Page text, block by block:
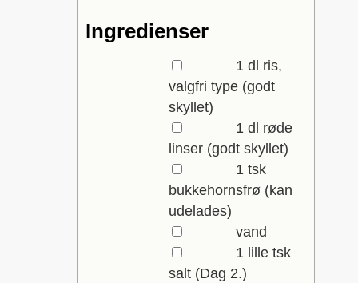
Ingredienser
1 dl ris,
valgfri type (godt
skyllet)
1 dl røde
linser (godt skyllet)
1 tsk
bukkehornsfrø (kan
udelades)
vand
1 lille tsk
salt (Dag 2.)